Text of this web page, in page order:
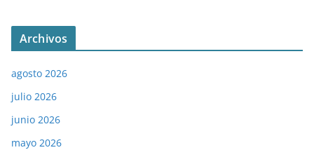
Archivos
agosto 2026
julio 2026
junio 2026
mayo 2026